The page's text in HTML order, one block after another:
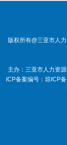
版权所有@三亚市人
主办：三亚市人力资
ICP备案编号： 琼ICP